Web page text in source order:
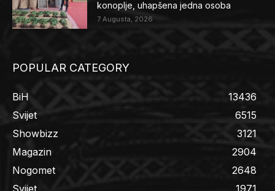
konoplje, uhapšena jedna osoba
7 Augusta, 2026
POPULAR CATEGORY
BiH
13436
Svijet
6515
Showbizz
3121
Magazin
2904
Nogomet
2648
Svijet
1971